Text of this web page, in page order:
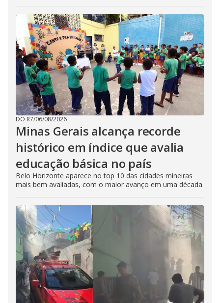
DO R7/06/08/2026
Minas Gerais alcança recorde
histórico em índice que avalia
educação básica no país
Belo Horizonte aparece no top 10 das cidades mineiras
mais bem avaliadas, com o maior avanço em uma década